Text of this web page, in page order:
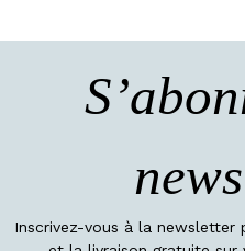
Inscrivez-vous à la newsletter